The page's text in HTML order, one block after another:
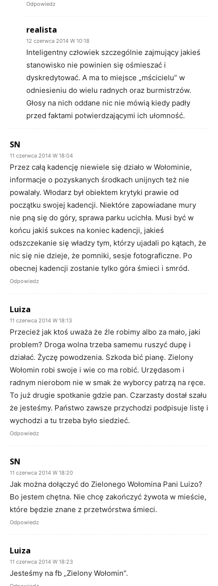
Odpowiedz
realista
12 czerwca 2014 W 10:18
Inteligentny człowiek szczególnie zajmujący jakieś
stanowisko nie powinien się ośmieszać i
dyskredytować. A ma to miejsce „mścicielu” w
odniesieniu do wielu radnych oraz burmistrzów.
Głosy na nich oddane nic nie mówią kiedy padły
przed faktami potwierdzającymi ich ułomność.
SN
11 czerwca 2014 W 18:04
Przez całą kadencję niewiele się działo w Wołominie,
informacje o pozyskanych środkach unijnych też nie
powalały. Włodarz był obiektem krytyki prawie od
początku swojej kadencji. Niektóre zapowiadane mury
nie pną się do góry, sprawa parku ucichła. Musi być w
końcu jakiś sukces na koniec kadencji, jakieś
odszczekanie się władzy tym, którzy ujadali po kątach, że
nic się nie dzieje, że pomniki, sesje fotograficzne. Po
obecnej kadencji zostanie tylko góra śmieci i smród.
Odpowiedz
Luiza
11 czerwca 2014 W 18:13
Przecież jak ktoś uważa że źle robimy albo za mało, jaki
problem? Droga wolna trzeba samemu ruszyć dupę i
działać. Życzę powodzenia. Szkoda bić pianę. Zielony
Wołomin robi swoje i wie co ma robić. Urzędasom i
radnym nierobom nie w smak że wyborcy patrzą na ręce.
To już drugie spotkanie gdzie pan. Czarzasty dostał szału
że jesteśmy. Państwo zawsze przychodzi podpisuje listę i
wychodzi a tu trzeba było siedzieć.
Odpowiedz
SN
11 czerwca 2014 W 18:20
Jak można dołączyć do Zielonego Wołomina Pani Luizo?
Bo jestem chętna. Nie chcę zakończyć żywota w mieście,
które będzie znane z przetwórstwa śmieci.
Odpowiedz
Luiza
11 czerwca 2014 W 18:23
Jesteśmy na fb „Zielony Wołomin”.